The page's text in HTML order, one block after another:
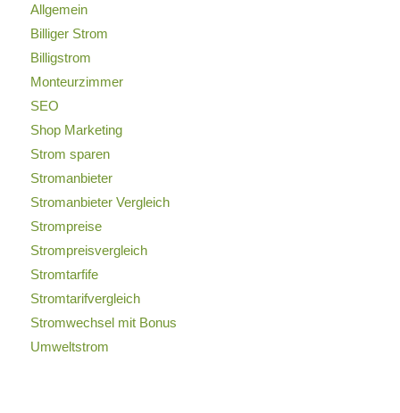
Allgemein
Billiger Strom
Billigstrom
Monteurzimmer
SEO
Shop Marketing
Strom sparen
Stromanbieter
Stromanbieter Vergleich
Strompreise
Strompreisvergleich
Stromtarfife
Stromtarifvergleich
Stromwechsel mit Bonus
Umweltstrom